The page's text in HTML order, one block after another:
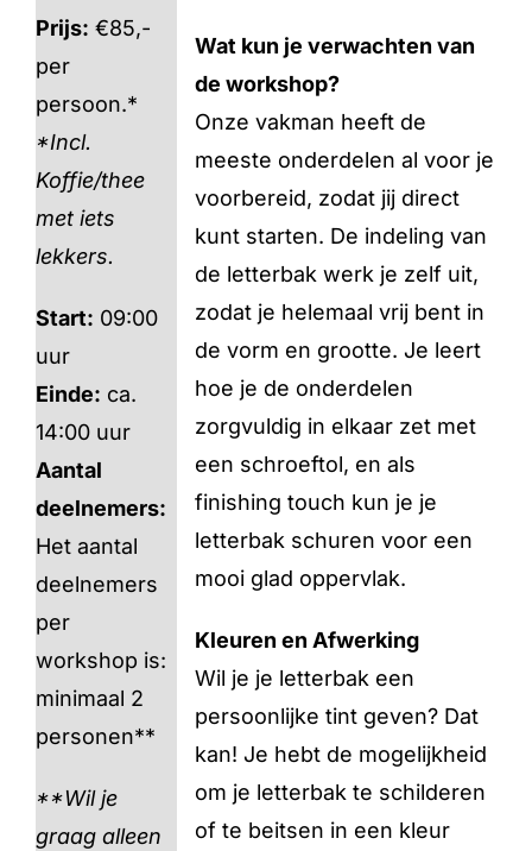
Prijs: €85,-
per
persoon.*
*Incl.
Koffie/thee
met iets
lekkers.
Start: 09:00
uur
Einde: ca.
14:00 uur
Aantal
deelnemers:
Het aantal
deelnemers
per
workshop is:
minimaal 2
personen**
**Wil je
graag alleen
Wat kun je verwachten van
de workshop?
Onze vakman heeft de
meeste onderdelen al voor je
voorbereid, zodat jij direct
kunt starten. De indeling van
de letterbak werk je zelf uit,
zodat je helemaal vrij bent in
de vorm en grootte. Je leert
hoe je de onderdelen
zorgvuldig in elkaar zet met
een schroeftol, en als
finishing touch kun je je
letterbak schuren voor een
mooi glad oppervlak.
Kleuren en Afwerking
Wil je je letterbak een
persoonlijke tint geven? Dat
kan! Je hebt de mogelijkheid
om je letterbak te schilderen
of te beitsen in een kleur